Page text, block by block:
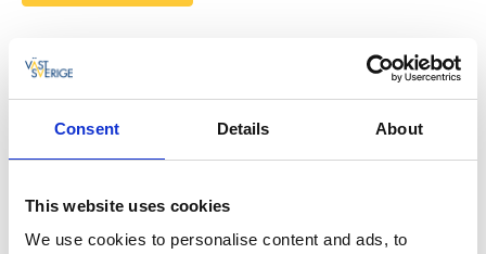
Consent Details About
This website uses cookies
We use cookies to personalise content and ads, to
3 4 5 6 7 8